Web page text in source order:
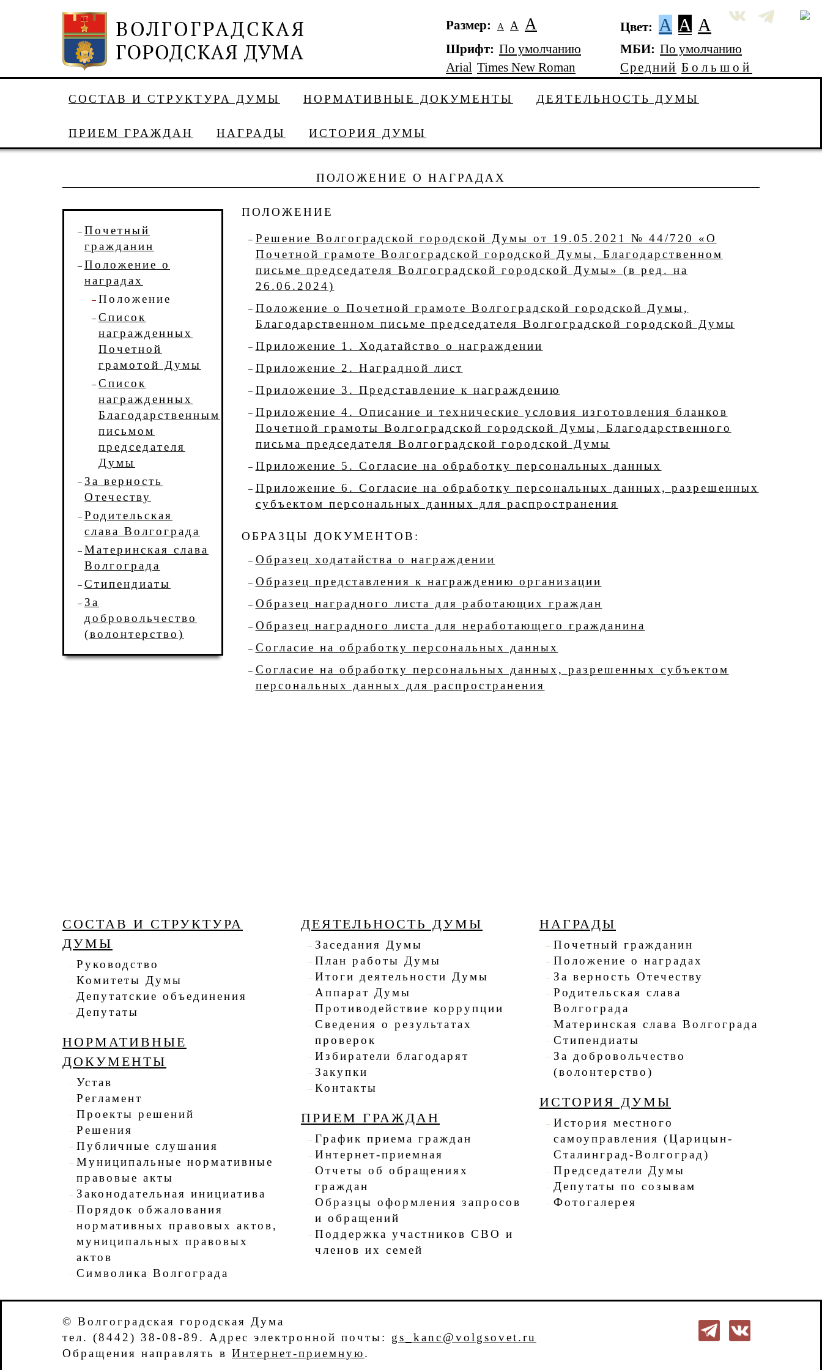
Размер: А А А Цвет: A A A
Шрифт: По умолчанию
Arial Times New Roman
МБИ: По умолчанию
Средний Большой
СОСТАВ И СТРУКТУРА ДУМЫ НОРМАТИВНЫЕ ДОКУМЕНТЫ ДЕЯТЕЛЬНОСТЬ ДУМЫ
ПРИЕМ ГРАЖДАН НАГРАДЫ ИСТОРИЯ ДУМЫ
ПОЛОЖЕНИЕ О НАГРАДАХ
Почетный
гражданин
Положение о
наградах
Положение
Список
награжденных
Почетной
грамотой Думы
Список
награжденных
Благодарственным
письмом
председателя
Думы
За верность
Отечеству
Родительская
слава Волгограда
Материнская слава
Волгограда
Стипендиаты
За
добровольчество
(волонтерство)
ПОЛОЖЕНИЕ
Решение Волгоградской городской Думы от 19.05.2021 № 44/720 «О
Почетной грамоте Волгоградской городской Думы, Благодарственном
письме председателя Волгоградской городской Думы» (в ред. на
26.06.2024)
Положение о Почетной грамоте Волгоградской городской Думы,
Благодарственном письме председателя Волгоградской городской Думы
Приложение 1. Ходатайство о награждении
Приложение 2. Наградной лист
Приложение 3. Представление к награждению
Приложение 4. Описание и технические условия изготовления бланков
Почетной грамоты Волгоградской городской Думы, Благодарственного
письма председателя Волгоградской городской Думы
Приложение 5. Согласие на обработку персональных данных
Приложение 6. Согласие на обработку персональных данных, разрешенных
субъектом персональных данных для распространения
ОБРАЗЦЫ ДОКУМЕНТОВ:
Образец ходатайства о награждении
Образец представления к награждению организации
Образец наградного листа для работающих граждан
Образец наградного листа для неработающего гражданина
Согласие на обработку персональных данных
Согласие на обработку персональных данных, разрешенных субъектом
персональных данных для распространения
СОСТАВ И СТРУКТУРА
ДУМЫ
Руководство
Комитеты Думы
Депутатские объединения
Депутаты
НОРМАТИВНЫЕ
ДОКУМЕНТЫ
Устав
Регламент
Проекты решений
Решения
Публичные слушания
Муниципальные нормативные
правовые акты
Законодательная инициатива
Порядок обжалования
нормативных правовых актов,
муниципальных правовых
актов
Символика Волгограда
ДЕЯТЕЛЬНОСТЬ ДУМЫ
Заседания Думы
План работы Думы
Итоги деятельности Думы
Аппарат Думы
Противодействие коррупции
Сведения о результатах
проверок
Избиратели благодарят
Закупки
Контакты
ПРИЕМ ГРАЖДАН
График приема граждан
Интернет-приемная
Отчеты об обращениях
граждан
Образцы оформления запросов
и обращений
Поддержка участников СВО и
членов их семей
НАГРАДЫ
Почетный гражданин
Положение о наградах
За верность Отечеству
Родительская слава
Волгограда
Материнская слава Волгограда
Стипендиаты
За добровольчество
(волонтерство)
ИСТОРИЯ ДУМЫ
История местного
самоуправления (Царицын-
Сталинград-Волгоград)
Председатели Думы
Депутаты по созывам
Фотогалерея
© Волгоградская городская Дума
тел. (8442) 38-08-89. Адрес электронной почты: gs_kanc@volgsovet.ru
Обращения направлять в Интернет-приемную.